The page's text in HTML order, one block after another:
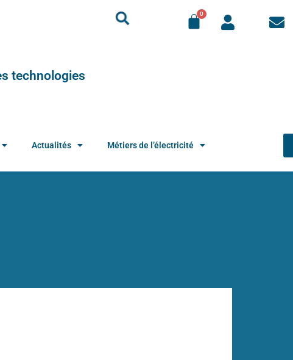
technologies
Actualités Métiers de l’électricité